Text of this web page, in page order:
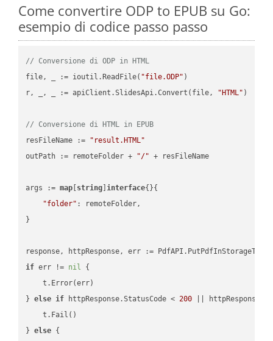
Come convertire ODP to EPUB su Go:
esempio di codice passo passo
// Conversione di ODP in HTML
file, _ := ioutil.ReadFile( "file.ODP" )
r, _, _ := apiClient.SlidesApi.Convert(file,
"HTML" )
// Conversione di HTML in EPUB
resFileName :=
"result.HTML"
outPath := remoteFolder +
"/" + resFileName
args := map string ]interface{}{
"folder" : remoteFolder,
}
if err != nil {
    t.Error(err)
} else if httpResponse.StatusCode < 200 ||
    t.Fail()
} else {